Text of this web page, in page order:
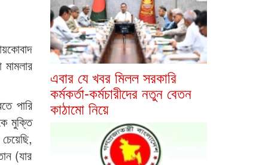
পারি
মুক্তি
(যার
এবার যে খবর মিলল সরকারি
কর্মকর্তা-কর্মচারীদের নতুন বেতন
কাঠামো নিয়ে